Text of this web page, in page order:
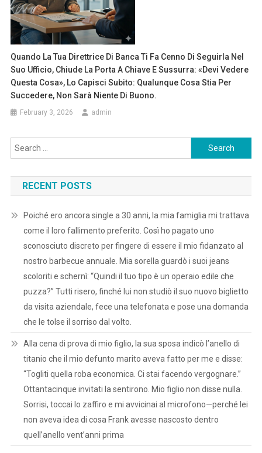
Quando La Tua Direttrice Di Banca Ti Fa Cenno Di Seguirla Nel
Suo Ufficio, Chiude La Porta A Chiave E Sussurra: «Devi Vedere
Questa Cosa», Lo Capisci Subito: Qualunque Cosa Stia Per
Succedere, Non Sarà Niente Di Buono.
February 3, 2026 admin
Search
for:
RECENT POSTS
Poiché ero ancora single a 30 anni, la mia famiglia mi trattava
come il loro fallimento preferito. Così ho pagato uno
sconosciuto discreto per fingere di essere il mio fidanzato al
nostro barbecue annuale. Mia sorella guardò i suoi jeans
scoloriti e schernì: “Quindi il tuo tipo è un operaio edile che
puzza?” Tutti risero, finché lui non studiò il suo nuovo biglietto
da visita aziendale, fece una telefonata e pose una domanda
che le tolse il sorriso dal volto.
Alla cena di prova di mio figlio, la sua sposa indicò l’anello di
titanio che il mio defunto marito aveva fatto per me e disse:
“Togliti quella roba economica. Ci stai facendo vergognare.”
Ottantacinque invitati la sentirono. Mio figlio non disse nulla.
Sorrisi, toccai lo zaffiro e mi avvicinai al microfono—perché lei
non aveva idea di cosa Frank avesse nascosto dentro
quell’anello vent’anni prima